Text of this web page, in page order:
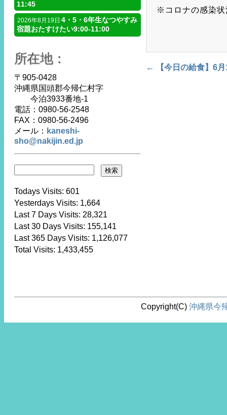
※コロナの感染状
Post navigation
← 【今日の給食】6
11:45
2026年8月19日 4・5・6年生なつやすみ
宿題おたすけたい9:00-11:00
所在地：
〒905-0428
沖縄県国頭郡今帰仁村字
今泊3933番地-1
電話：0980-56-2548
FAX：0980-56-2496
メール： kaneshi-
sho@nakijin.ed.jp
Todays Visits: 601
Yesterdays Visits: 1,664
Last 7 Days Visits: 28,321
Last 30 Days Visits: 155,141
Last 365 Days Visits: 1,126,077
Total Visits: 1,433,455
Copyright(C)沖縄県今